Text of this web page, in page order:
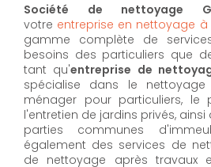
Société de nettoyage
votre entreprise en nettoyage à
gamme complète de
besoins des particuliers que
tant qu'entreprise de
spécialise dans le nettoyage
ménager pour particuliers, le
l'entretien de jardins privés,
parties communes
également des services de
de nettoyage après travaux